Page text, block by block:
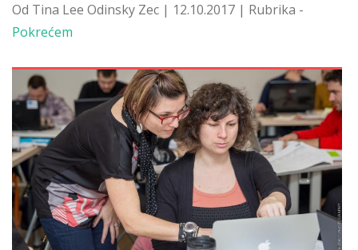
Od Tina Lee Odinsky Zec | 12.10.2017 | Rubrika -
Pokrećem